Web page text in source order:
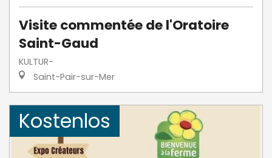
Visite commentée de l'Oratoire
Saint-Gaud
KULTUR-
Saint-Pair-sur-Mer
Kostenlos